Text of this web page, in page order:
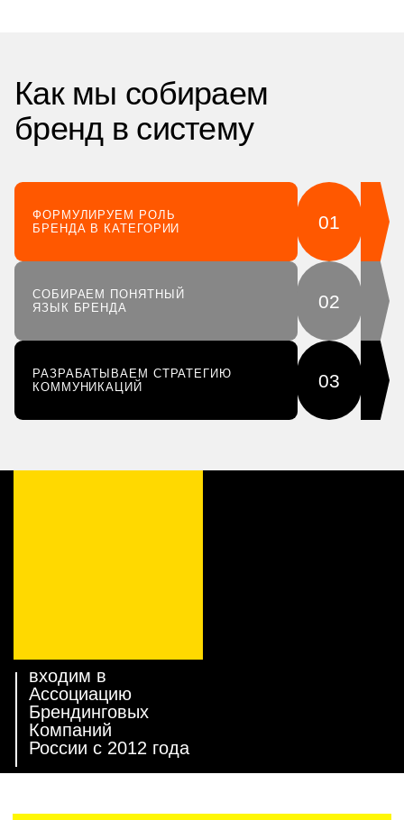
Как мы собираем
бренд в систему
ФОРМУЛИРУЕМ РОЛЬ
БРЕНДА В КАТЕГОРИИ
01
СОБИРАЕМ ПОНЯТНЫЙ
ЯЗЫК БРЕНДА
02
РАЗРАБАТЫВАЕМ СТРАТЕГИЮ
КОММУНИКАЦИЙ
03
входим в
Компаний
Что мы делаем
Россия,
Санкт-Петербург